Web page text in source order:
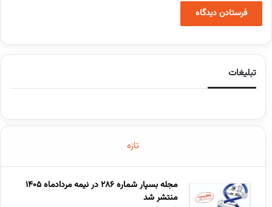
تبلیغات
تازه
مجله بسپار شماره 286 در نیمه مردادماه 1405
منتشر شد